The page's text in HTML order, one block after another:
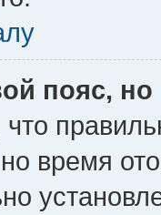
пояс,
время